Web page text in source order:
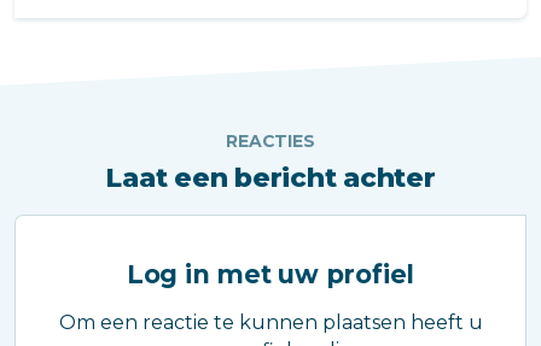
REACTIES
Laat een bericht achter
Log in met uw profiel
Om een reactie te kunnen plaatsen heeft u